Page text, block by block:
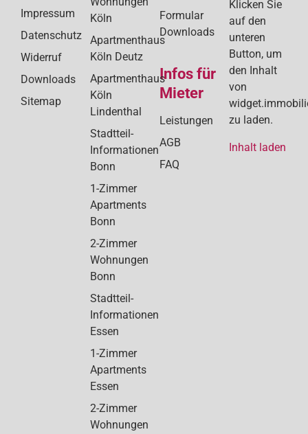
Impressum
Datenschutz
Widerruf
Downloads
Sitemap
Köln
Apartmenthaus
Köln Deutz
Apartmenthaus
Köln
Lindenthal
Stadtteil-
Informationen
Bonn
1-Zimmer
Apartments
Bonn
2-Zimmer
Wohnungen
Bonn
Stadtteil-
Informationen
Essen
1-Zimmer
Apartments
Essen
2-Zimmer
Wohnungen
Formular
Downloads
Infos für
Mieter
Leistungen
AGB
FAQ
Klicken Sie
auf den
unteren
Button, um
den Inhalt
von
zu laden.
Inhalt laden